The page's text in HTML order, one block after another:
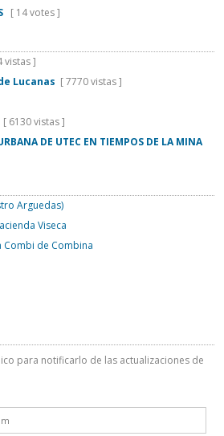
[ 14 votes ]
vistas ]
Lucanas [ 7770 vistas ]
[ 6130 vistas ]
DE UTEC EN TIEMPOS DE LA MINA
Arguedas)
Viseca
Combi de Combina
para notificarlo de las actualizaciones de